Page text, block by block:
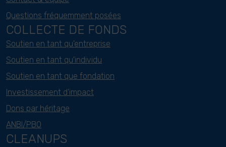
Questions fréquemment posées
COLLECTE DE FONDS
Soutien en tant qu'entreprise
Soutien en tant qu'individu
Soutien en tant que fondation
Investissement d'impact
Dons par héritage
ANBI/PBO
CLEANUPS